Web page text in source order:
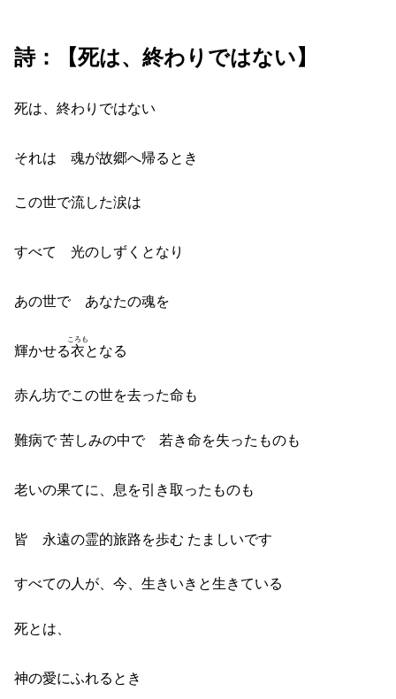
詩：【死は、終わりではない】
死は、終わりではない
それは 魂が故郷へ帰るとき
この世で流した涙は
すべて 光のしずくとなり
あの世で あなたの魂を
輝かせる衣
ころも
となる
赤ん坊でこの世を去った命も
難病で 苦しみの中で 若き命を失ったものも
老いの果てに、息を引き取ったものも
皆 永遠の霊的旅路を歩む たましいです
すべての人が、今、生きいきと生きている
死とは、
神の愛にふれるとき